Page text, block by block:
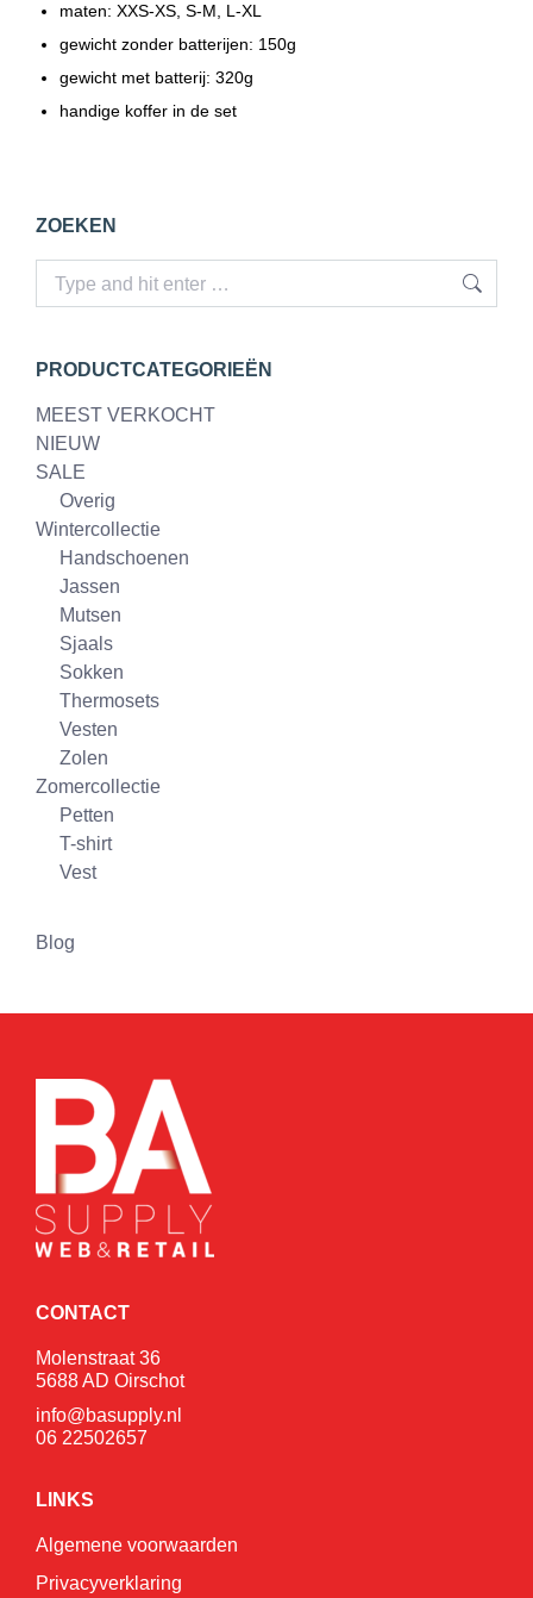
maten: XXS-XS, S-M, L-XL
gewicht zonder batterijen: 150g
gewicht met batterij: 320g
handige koffer in de set
ZOEKEN
PRODUCTCATEGORIEËN
MEEST VERKOCHT
NIEUW
SALE
Overig
Wintercollectie
Handschoenen
Jassen
Mutsen
Sjaals
Sokken
Thermosets
Vesten
Zolen
Zomercollectie
Petten
T-shirt
Vest
Blog
CONTACT
Molenstraat 36
5688 AD Oirschot
info@basupply.nl
06 22502657
LINKS
Algemene voorwaarden
Privacyverklaring